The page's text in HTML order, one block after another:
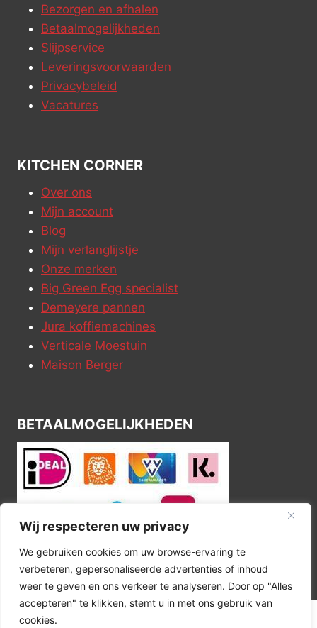
Wij respecteren uw privacy
We gebruiken cookies om uw browse-ervaring te
verbeteren, gepersonaliseerde advertenties of inhoud
weer te geven en ons verkeer te analyseren. Door op "Alles
accepteren" te klikken, stemt u in met ons gebruik van
cookies.
Bezorgen en afhalen
Betaalmogelijkheden
Slijpservice
Leveringsvoorwaarden
Privacybeleid
Vacatures
KITCHEN CORNER
Over ons
Mijn account
Blog
Mijn verlanglijstje
Onze merken
Big Green Egg specialist
Demeyere pannen
Jura koffiemachines
Verticale Moestuin
Maison Berger
BETAALMOGELIJKHEDEN